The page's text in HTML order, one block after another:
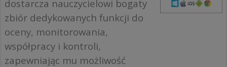
dostarcza nauczycielowi bogaty
zbiór dedykowanych funkcji do
oceny, monitorowania,
współpracy i kontroli,
zapewniając mu możliwość